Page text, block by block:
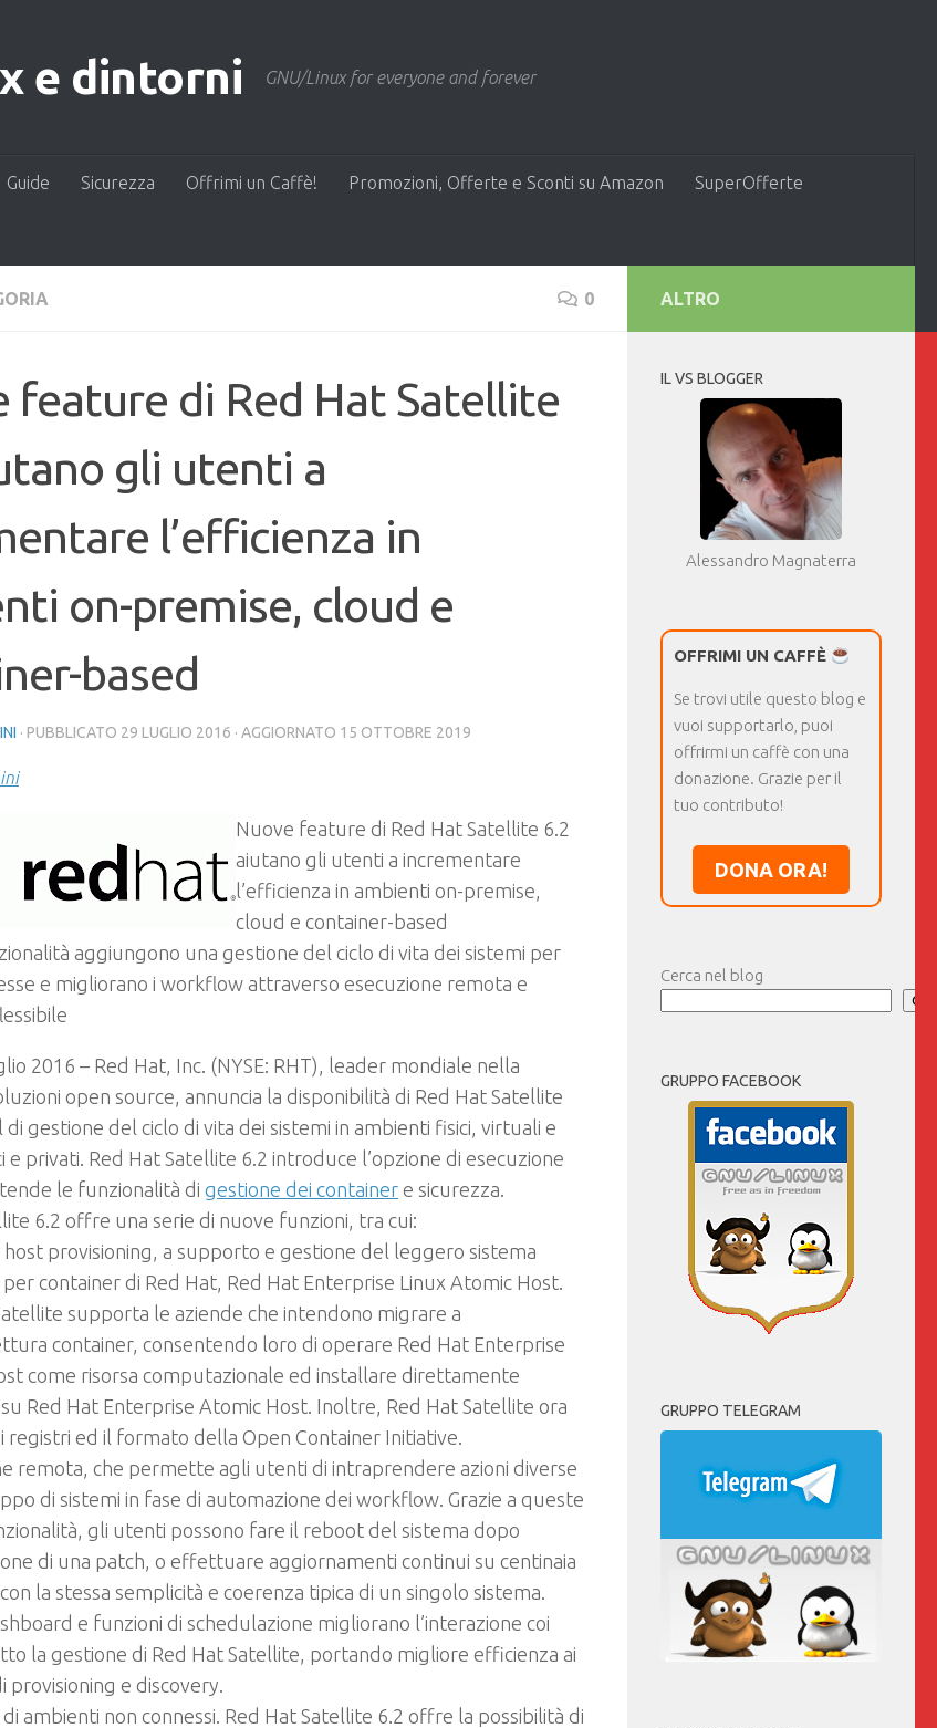
e dintorni GNU/Linux for everyone and forever
Guide Sicurezza Offrimi un Caffè! Promozioni, Offerte e Sconti su Amazon SuperOfferte
0
feature di Red Hat Satellite
gli utenti a
l’efficienza in
on-premise, cloud e
based
· PUBBLICATO 29 LUGLIO 2016 · AGGIORNATO 15 OTTOBRE 2019
Nuove feature di Red Hat Satellite 6.2
aiutano gli utenti a incrementare
l’efficienza in ambienti on-premise,
cloud e container-based
aggiungono una gestione del ciclo di vita dei sistemi per
e migliorano i workflow attraverso esecuzione remota e
2016 – Red Hat, Inc. (NYSE: RHT), leader mondiale nella
open source, annuncia la disponibilità di Red Hat Satellite
di gestione del ciclo di vita dei sistemi in ambienti fisici, virtuali e
privati. Red Hat Satellite 6.2 introduce l’opzione di esecuzione
le funzionalità di gestione dei container e sicurezza.
6.2 offre una serie di nuove funzioni, tra cui:
provisioning, a supporto e gestione del leggero sistema
container di Red Hat, Red Hat Enterprise Linux Atomic Host.
supporta le aziende che intendono migrare a
container, consentendo loro di operare Red Hat Enterprise
come risorsa computazionale ed installare direttamente
Red Hat Enterprise Atomic Host. Inoltre, Red Hat Satellite ora
registri ed il formato della Open Container Initiative.
remota, che permette agli utenti di intraprendere azioni diverse
di sistemi in fase di automazione dei workflow. Grazie a queste
gli utenti possono fare il reboot del sistema dopo
di una patch, o effettuare aggiornamenti continui su centinaia
la stessa semplicità e coerenza tipica di un singolo sistema.
e funzioni di schedulazione migliorano l’interazione coi
la gestione di Red Hat Satellite, portando migliore efficienza ai
provisioning e discovery.
ambienti non connessi. Red Hat Satellite 6.2 offre la possibilità di
ALTRO
IL VS BLOGGER
Alessandro Magnaterra
OFFRIMI UN CAFFÈ
Se trovi utile questo blog e
vuoi supportarlo, puoi
offrirmi un caffè con una
donazione. Grazie per il
tuo contributo!
DONA ORA!
Cerca nel blog
GRUPPO FACEBOOK
GRUPPO TELEGRAM